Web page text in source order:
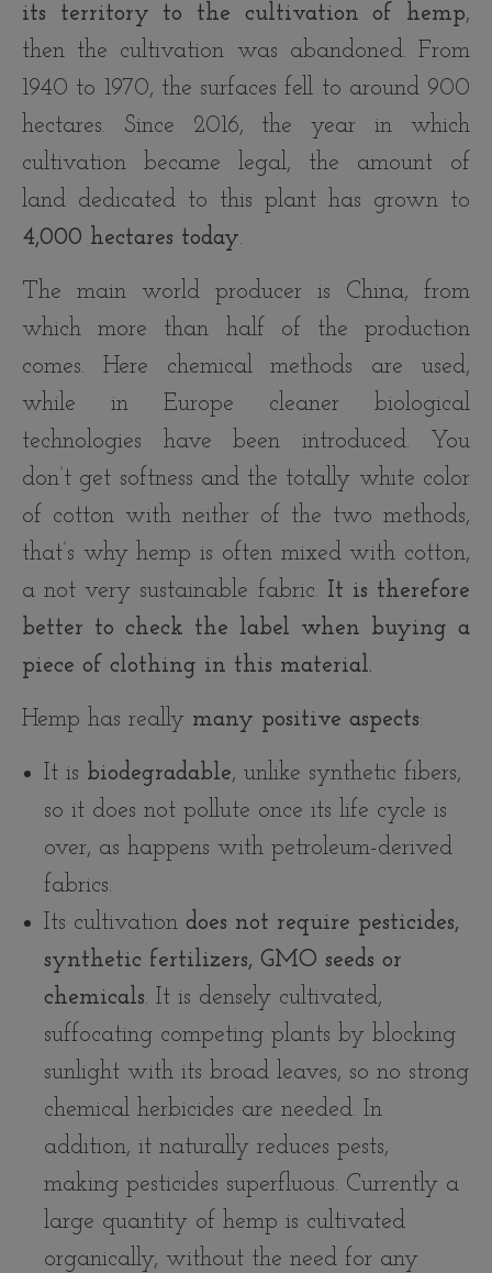
its territory to the cultivation of hemp,
then the cultivation was abandoned. From
1940 to 1970, the surfaces fell to around 900
hectares. Since 2016, the year in which
cultivation became legal, the amount of
land dedicated to this plant has grown to
4,000 hectares today.
The main world producer is China, from
which more than half of the production
comes. Here chemical methods are used,
while in Europe cleaner biological
technologies have been introduced. You
don’t get softness and the totally white color
of cotton with neither of the two methods,
that’s why hemp is often mixed with cotton,
a not very sustainable fabric. It is therefore
better to check the label when buying a
piece of clothing in this material.
Hemp has really many positive aspects:
It is biodegradable, unlike synthetic fibers,
so it does not pollute once its life cycle is
over, as happens with petroleum-derived
fabrics.
Its cultivation does not require pesticides,
synthetic fertilizers, GMO seeds or
chemicals. It is densely cultivated,
suffocating competing plants by blocking
sunlight with its broad leaves, so no strong
chemical herbicides are needed. In
addition, it naturally reduces pests,
making pesticides superfluous. Currently a
large quantity of hemp is cultivated
organically, without the need for any